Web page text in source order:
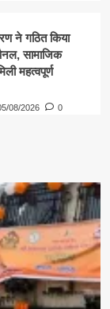
ने गठित किया
सामाजिक
महत्वपूर्ण
08/2026 0